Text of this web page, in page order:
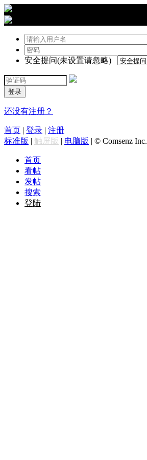
安全提问(未设置请忽略)
登录
还没有注册？
首页 | 登录 | 注册
标准版 | 触屏版 | 电脑版 | © Comsenz Inc.
首页
看帖
发帖
搜索
登陆